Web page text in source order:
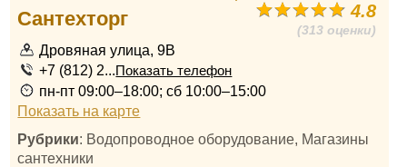
4.8
(313 оценки)
Сантехторг
Дровяная улица, 9В
+7 (812) 2...Показать телефон
пн-пт 09:00–18:00; сб 10:00–15:00
Показать на карте
Рубрики: Водопроводное оборудование, Магазины
сантехники